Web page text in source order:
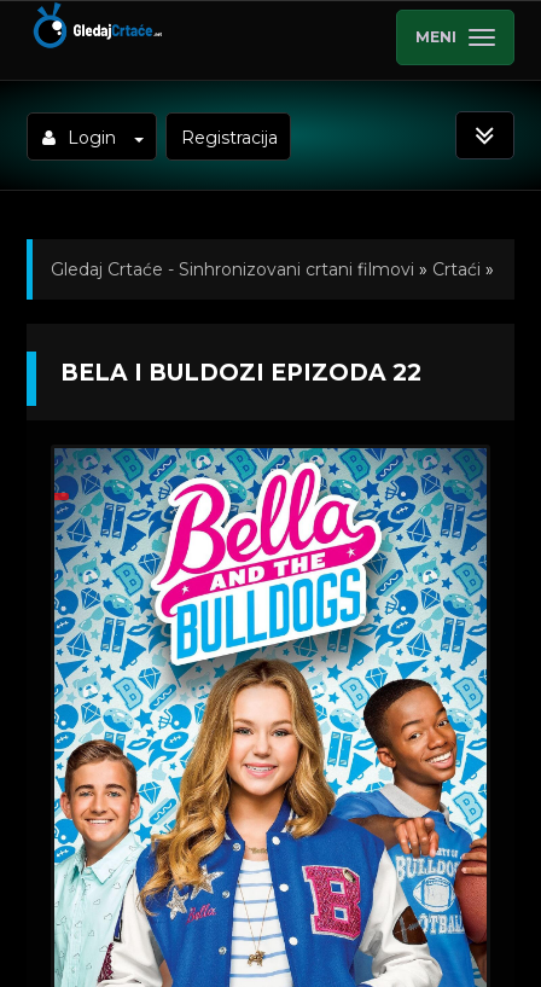
MENI
Login Registracija
Gledaj Crtaće - Sinhronizovani crtani filmovi » Crtaći »
BELA I BULDOZI EPIZODA 22